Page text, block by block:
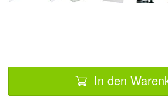
In den